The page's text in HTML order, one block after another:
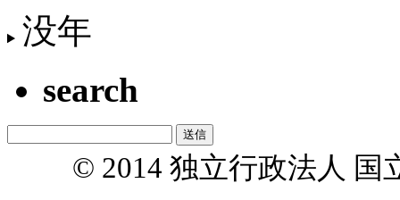
没年
search
© 2014 独立行政法人 国